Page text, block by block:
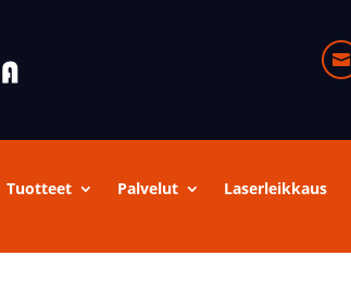

Tuotteet Palvelut Laserleikkaus